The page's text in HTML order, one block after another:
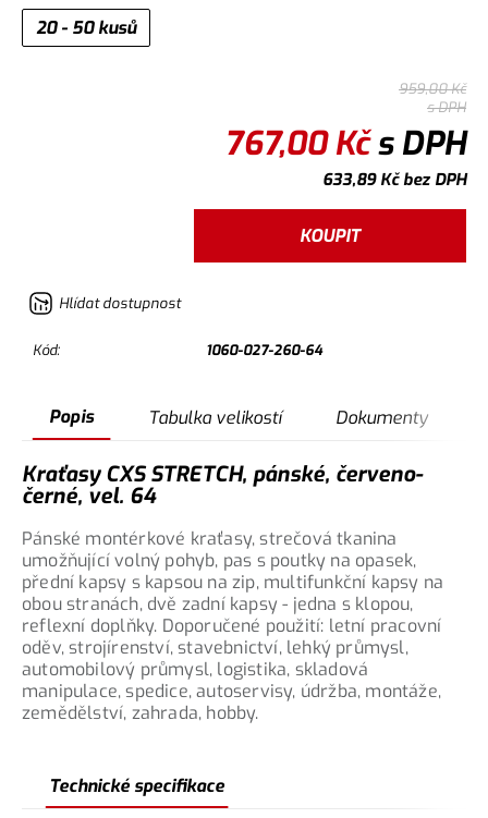
20 - 50 kusů
959,00Kč
s DPH
767,00Kčs DPH
633,89Kčbez DPH
KOUPIT
Hlídat dostupnost
Kód: 1060-027-260-64
Popis Tabulka velikostí Dokumenty
Kraťasy CXS STRETCH, pánské, červeno-
černé, vel. 64
Pánské montérkové kraťasy, strečová tkanina
umožňující volný pohyb, pas s poutky na opasek,
přední kapsy s kapsou na zip, multifunkční kapsy na
obou stranách, dvě zadní kapsy - jedna s klopou,
reflexní doplňky. Doporučené použití: letní pracovní
oděv, strojírenství, stavebnictví, lehký průmysl,
automobilový průmysl, logistika, skladová
manipulace, spedice, autoservisy, údržba, montáže,
zemědělství, zahrada, hobby.
Technické specifikace